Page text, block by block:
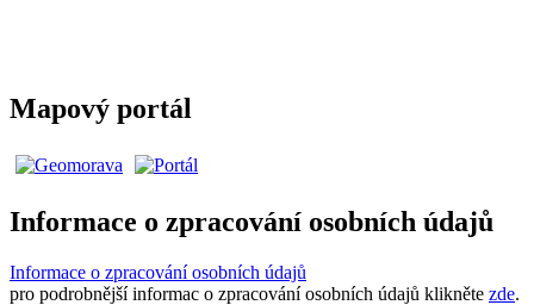
Mapový portál
Informace o zpracování osobních údajů
Informace o zpracování osobních údajů
pro podrobnější informac o zpracování osobních údajů klikněte zde.